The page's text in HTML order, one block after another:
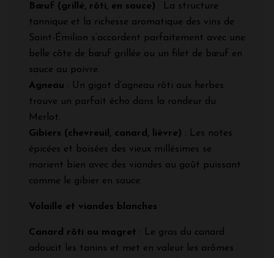
Bœuf (grillé, rôti, en sauce) : La structure
tannique et la richesse aromatique des vins de
Saint-Émilion s’accordent parfaitement avec une
belle côte de bœuf grillée ou un filet de bœuf en
sauce au poivre.
Agneau : Un gigot d’agneau rôti aux herbes
trouve un parfait écho dans la rondeur du
Merlot.
Gibiers (chevreuil, canard, lièvre) : Les notes
épicées et boisées des vieux millésimes se
marient bien avec des viandes au goût puissant
comme le gibier en sauce.
Volaille et viandes blanches
Canard rôti ou magret : Le gras du canard
adoucit les tanins et met en valeur les arômes